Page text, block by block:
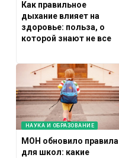
Как правильное
дыхание влияет на
здоровье: польза, о
которой знают не все
НАУКА И ОБРАЗОВАНИЕ
МОН обновило правила
для школ: какие